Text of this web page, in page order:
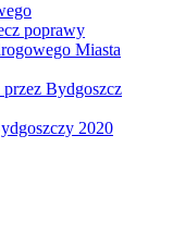
poprawy
Miasta
Bydgoszcz
2020